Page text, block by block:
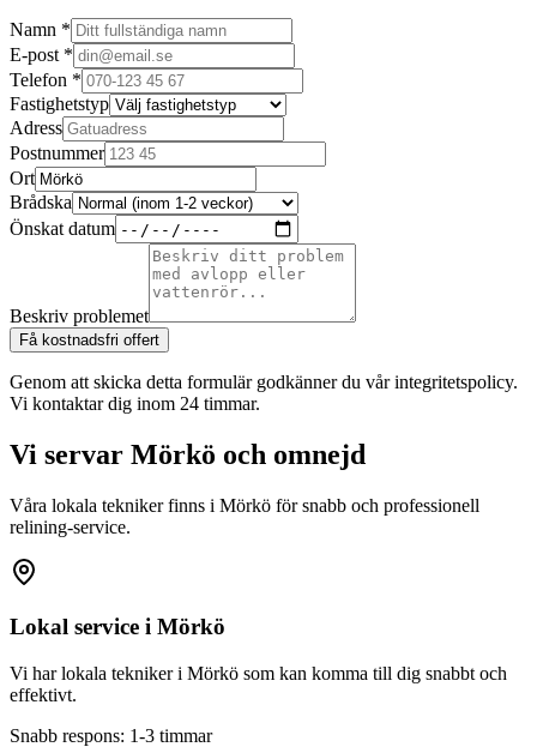
Namn *
E-post *
Telefon *
Fastighetstyp
Adress
Postnummer
Ort
Brådska
Önskat datum
Beskriv problemet
Få kostnadsfri offert
Genom att skicka detta formulär godkänner du vår integritetspolicy.
Vi kontaktar dig inom 24 timmar.
Vi servar Mörkö och omnejd
Våra lokala tekniker finns i Mörkö för snabb och professionell
relining-service.
Lokal service i Mörkö
Vi har lokala tekniker i Mörkö som kan komma till dig snabbt och
effektivt.
Snabb respons: 1-3 timmar